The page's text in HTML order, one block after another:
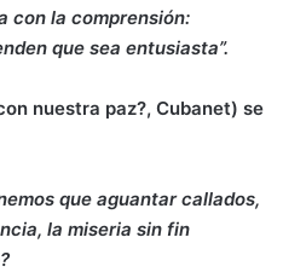
con la comprensión:
que sea entusiasta”.
nuestra paz?, Cubanet) se
que aguantar callados,
la miseria sin fin